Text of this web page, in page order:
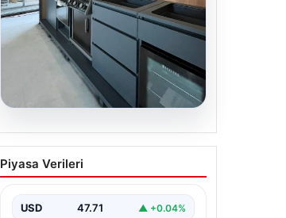
04.08.2026
Açık Hava Yaşam
alanlarında Konfor ve
Tasarımları
Piyasa Verileri
USD 47.71 ▲ +0.04%